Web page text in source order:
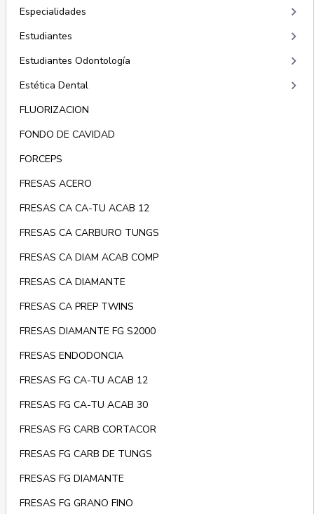
Especialidades keyboard_arrow_right
Estudiantes keyboard_arrow_right
Estudiantes Odontología keyboard_arrow_right
Estética Dental keyboard_arrow_right
FLUORIZACION
FONDO DE CAVIDAD
FORCEPS
FRESAS ACERO
FRESAS CA CA-TU ACAB 12
FRESAS CA CARBURO TUNGS
FRESAS CA DIAM ACAB COMP
FRESAS CA DIAMANTE
FRESAS CA PREP TWINS
FRESAS DIAMANTE FG S2000
FRESAS ENDODONCIA
FRESAS FG CA-TU ACAB 12
FRESAS FG CA-TU ACAB 30
FRESAS FG CARB CORTACOR
FRESAS FG CARB DE TUNGS
FRESAS FG DIAMANTE
FRESAS FG GRANO FINO